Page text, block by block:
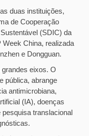
duas instituições,
de Cooperação
(SDIC) da
Week China, realizada
e Dongguan.
eixos. O
pública, abrange
antimicrobiana,
(IA), doenças
translacional